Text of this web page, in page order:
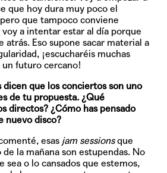
que hoy dura muy poco el
que tampoco conviene
a intentar estar al día porque
atrás. Eso supone sacar material a
¡escucharéis muchas
un futuro cercano!
dicen que los conciertos son uno
de tu propuesta. ¿Qué
directos? ¿Cómo has pensado
nuevo disco?
esas jam sessionsque
la mañana son estupendas. No
sea o lo cansados que estemos,